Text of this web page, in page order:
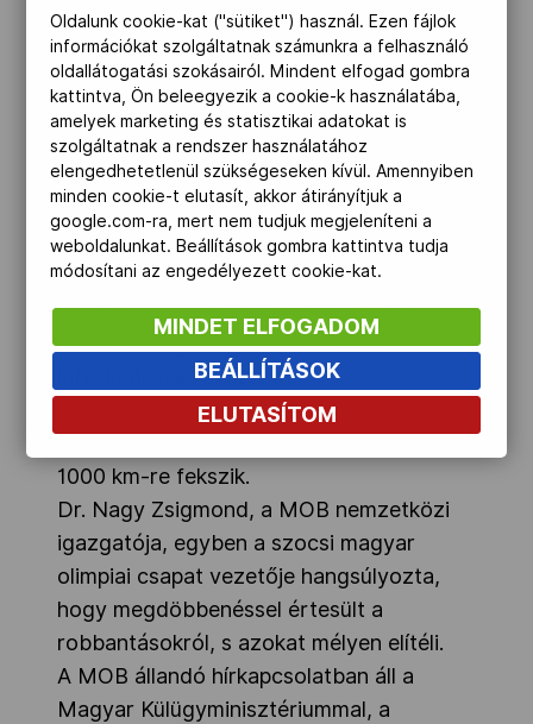
„Meggyőződésem, hogy mindent
megtesznek a sportolók és a téli olimpiai
játékok minden résztvevője
biztonságának szavatolásáért” -
hangsúlyozta a NOB elnöke.
A dél-oroszországi Volgográdban
elkövetett két robbantásos merényletnek
több mint 30 halottja és mintegy 70
sérültje van. Vlagyimir Putyin elrendelte
Oroszország-szerte a biztonsági
intézkedések fokozását.
1000 km-re fekszik.
Dr. Nagy Zsigmond, a MOB nemzetközi
igazgatója, egyben a szocsi magyar
olimpiai csapat vezetője hangsúlyozta,
hogy megdöbbenéssel értesült a
robbantásokról, s azokat mélyen elítéli.
A MOB állandó hírkapcsolatban áll a
Magyar Külügyminisztériummal, a
Oldalunk cookie-kat ("sütiket") használ. Ezen fájlok
információkat szolgáltatnak számunkra a felhasználó
oldallátogatási szokásairól. Mindent elfogad gombra
kattintva, Ön beleegyezik a cookie-k használatába,
amelyek marketing és statisztikai adatokat is
szolgáltatnak a rendszer használatához
elengedhetetlenül szükségeseken kívül. Amennyiben
minden cookie-t elutasít, akkor átirányítjuk a
google.com-ra, mert nem tudjuk megjeleníteni a
weboldalunkat. Beállítások gombra kattintva tudja
módosítani az engedélyezett cookie-kat.
MINDET ELFOGADOM
BEÁLLÍTÁSOK
ELUTASÍTOM